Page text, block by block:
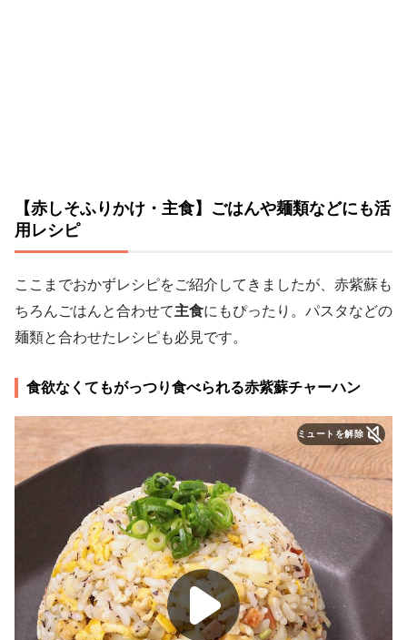
【赤しそふりかけ・主食】ごはんや麺類などにも活
用レシピ
ここまでおかずレシピをご紹介してきましたが、赤紫蘇も
ちろんごはんと合わせて主食にもぴったり。パスタなどの
麺類と合わせたレシピも必見です。
食欲なくてもがっつり食べられる赤紫蘇チャーハン
ミュートを解除